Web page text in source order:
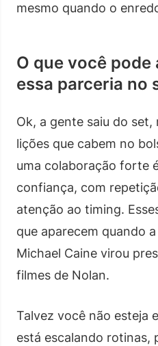
mesmo quando o
O que você pode
essa parceria no
Ok, a gente saiu do set,
lições que cabem no
uma colaboração forte
confiança, com
atenção ao timing.
que aparecem quando
Michael Caine virou
filmes de Nolan.
Talvez você não esteja
está escalando rotinas,